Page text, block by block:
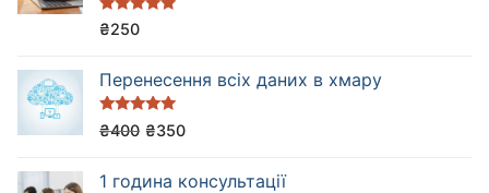
Оцінено в
5.00з 5
₴250
Перенесення всіх даних в хмару
Оцінено в
5.00з 5
₴400 ₴350
1 година консультації